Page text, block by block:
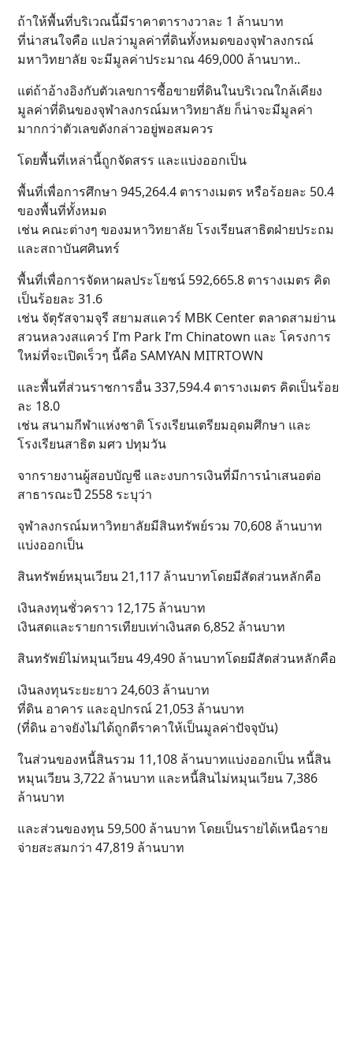
ถ้าให้พื้นที่บริเวณนี้มีราคาตารางวาละ 1 ล้านบาท
ที่น่าสนใจคือ แปลว่ามูลค่าที่ดินทั้งหมดของจุฬาลงกรณ์
มหาวิทยาลัย จะมีมูลค่าประมาณ 469,000 ล้านบาท..
แต่ถ้าอ้างอิงกับตัวเลขการซื้อขายที่ดินในบริเวณใกล้เคียง
มูลค่าที่ดินของจุฬาลงกรณ์มหาวิทยาลัย ก็น่าจะมีมูลค่า
มากกว่าตัวเลขดังกล่าวอยู่พอสมควร
โดยพื้นที่เหล่านี้ถูกจัดสรร และแบ่งออกเป็น
พื้นที่เพื่อการศึกษา 945,264.4 ตารางเมตร หรือร้อยละ 50.4
ของพื้นที่ทั้งหมด
เช่น คณะต่างๆ ของมหาวิทยาลัย โรงเรียนสาธิตฝ่ายประถม
และสถาบันศศินทร์
พื้นที่เพื่อการจัดหาผลประโยชน์ 592,665.8 ตารางเมตร คิด
เป็นร้อยละ 31.6
เช่น จัตุรัสจามจุรี สยามสแควร์ MBK Center ตลาดสามย่าน
สวนหลวงสแควร์ I’m Park I’m Chinatown และ โครงการ
ใหม่ที่จะเปิดเร็วๆ นี้คือ SAMYAN MITRTOWN
และพื้นที่ส่วนราชการอื่น 337,594.4 ตารางเมตร คิดเป็นร้อย
ละ 18.0
เช่น สนามกีฬาแห่งชาติ โรงเรียนเตรียมอุดมศึกษา และ
โรงเรียนสาธิต มศว ปทุมวัน
จากรายงานผู้สอบบัญชี และงบการเงินที่มีการนำเสนอต่อ
สาธารณะปี 2558 ระบุว่า
จุฬาลงกรณ์มหาวิทยาลัยมีสินทรัพย์รวม 70,608 ล้านบาท
แบ่งออกเป็น
สินทรัพย์หมุนเวียน 21,117 ล้านบาทโดยมีสัดส่วนหลักคือ
เงินลงทุนชั่วคราว 12,175 ล้านบาท
เงินสดและรายการเทียบเท่าเงินสด 6,852 ล้านบาท
สินทรัพย์ไม่หมุนเวียน 49,490 ล้านบาทโดยมีสัดส่วนหลักคือ
เงินลงทุนระยะยาว 24,603 ล้านบาท
ที่ดิน อาคาร และอุปกรณ์ 21,053 ล้านบาท
(ที่ดิน อาจยังไม่ได้ถูกตีราคาให้เป็นมูลค่าปัจจุบัน)
ในส่วนของหนี้สินรวม 11,108 ล้านบาทแบ่งออกเป็น หนี้สิน
หมุนเวียน 3,722 ล้านบาท และหนี้สินไม่หมุนเวียน 7,386
ล้านบาท
และส่วนของทุน 59,500 ล้านบาท โดยเป็นรายได้เหนือราย
จ่ายสะสมกว่า 47,819 ล้านบาท